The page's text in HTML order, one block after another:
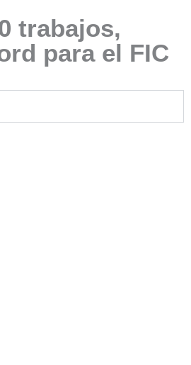
trabajos,
para el FIC